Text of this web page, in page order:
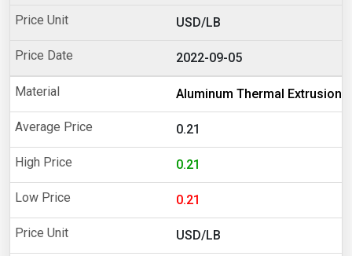
USD/LB
2022-09-05
Aluminum Thermal Extrusion
0.21
0.21
0.21
USD/LB